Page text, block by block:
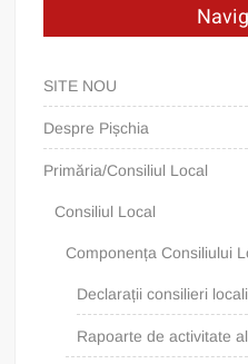
SITE NOU
Despre Pișchia
Primăria/Consiliul Local
Consiliul Local
Componența Consiliului
Declarații consilieri locali
Rapoarte de activitate